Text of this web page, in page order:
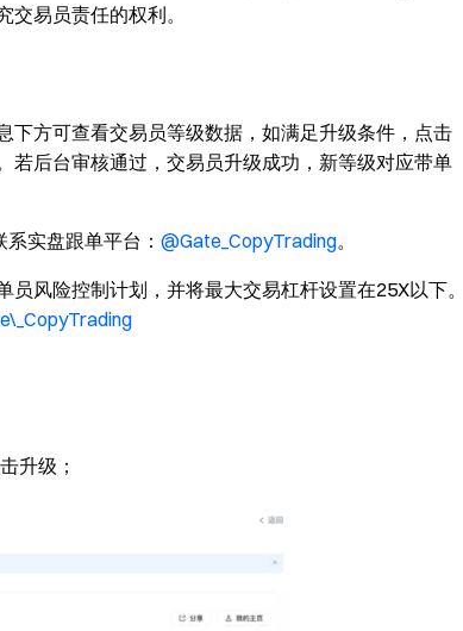
易员责任的权利。
下方可查看交易员等级数据，如满足升级条件，点击
若后台审核通过，交易员升级成功，新等级对应带单
实盘跟单平台： @Gate_CopyTrading。
风险控制计划，并将最大交易杠杆设置在25X以下。
升级；